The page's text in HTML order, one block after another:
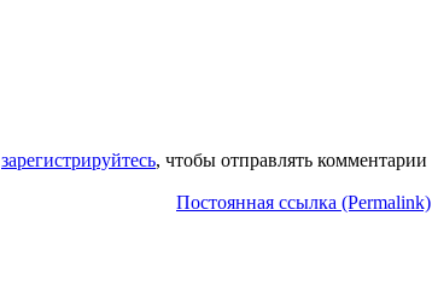
зарегистрируйтесь, чтобы отправлять комментарии
Постоянная ссылка (Permalink)